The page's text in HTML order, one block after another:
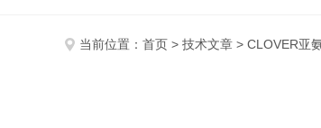
当前位置： 首页 > 技术文章 > CLOVER亚